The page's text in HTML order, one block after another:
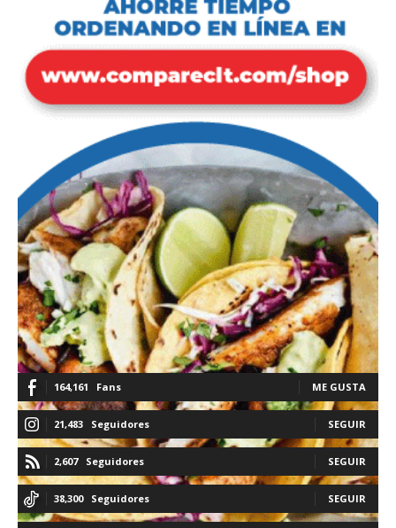
164,161 Fans ME GUSTA
21,483 Seguidores SEGUIR
2,607 Seguidores SEGUIR
38,300 Seguidores SEGUIR